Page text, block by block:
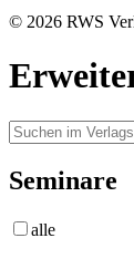
© 2026 RWS
Seminare
alle